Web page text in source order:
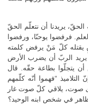
يريدنا أن نتعلّم الحقّ
فرفضوا يوحنّا، ورفضوا
يقتله كلّ مَنْ يرفض كلمته
يريد الربّ أن يضرب الأرض
أن يتجلّوا بطاعة حقّه. قال
“فهموا أنّه كلّمهم
صوت، يلاقي كلّ صوت غار
في شخص ابنه الوحيد؟